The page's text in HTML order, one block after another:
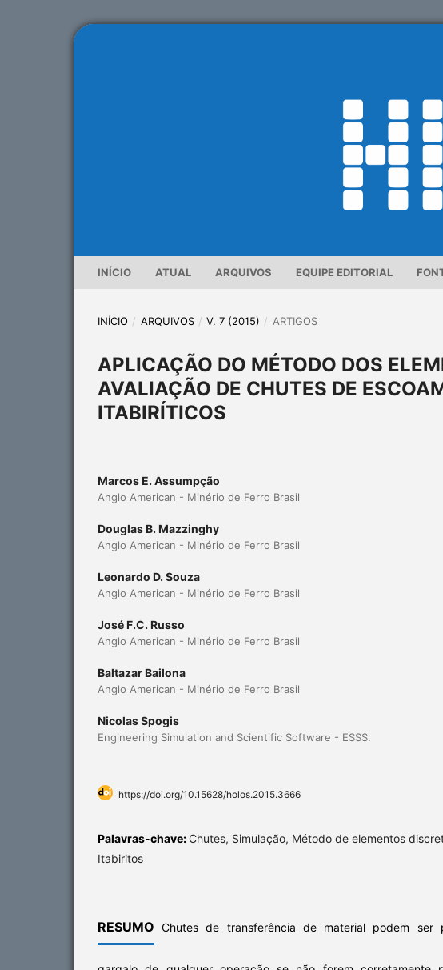
INÍCIO ATUAL ARQUIVOS EQUIPE EDITORIAL
INÍCIO / ARQUIVOS / V. 7 (2015) / ARTIGOS
APLICAÇÃO DO MÉTODO DOS
AVALIAÇÃO DE CHUTES DE
ITABIRÍTICOS
Marcos E. Assumpção
Anglo American - Minério de Ferro Brasil
Douglas B. Mazzinghy
Anglo American - Minério de Ferro Brasil
Leonardo D. Souza
Anglo American - Minério de Ferro Brasil
José F.C. Russo
Anglo American - Minério de Ferro Brasil
Baltazar Bailona
Anglo American - Minério de Ferro Brasil
Nicolas Spogis
Engineering Simulation and Scientific Software - ESSS.
https://doi.org/10.15628/holos.2015.3666
Palavras-chave: Chutes, Simulação, Método de elementos
Itabiritos
RESUMO Chutes de transferência de material podem ser